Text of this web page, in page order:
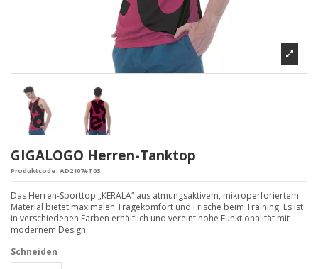
GIGALOGO Herren-Tanktop
Produktcode: AD2107#T03
Das Herren-Sporttop „KERALA“ aus atmungsaktivem, mikroperforiertem
Material bietet maximalen Tragekomfort und Frische beim Training. Es ist
in verschiedenen Farben erhältlich und vereint hohe Funktionalität mit
modernem Design.
Schneiden